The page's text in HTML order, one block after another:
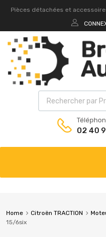
Pièces détachées et
02 40
Home Citroën TRACTION
15/6six